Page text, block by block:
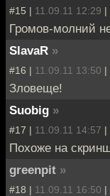
#15 | 11.09.11 12:29 |
Громов-молний
SlavaR »
#16 | 11.09.11 13:50 |
Зловеще!
Suobig »
#17 | 11.09.11 14:57 |
Похоже на
greenpit »
#18 | 11.09.11 16:50 |